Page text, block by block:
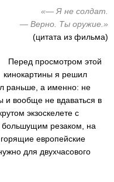
«— Я не солдат.
— Верно. Ты оружие.»
(цитата из фильма)
Перед просмотром этой
кинокартины я решил
раньше, а именно: не
и вообще не вдаваться в
экзоскелете с
резаком, на
европейские
для двухчасового